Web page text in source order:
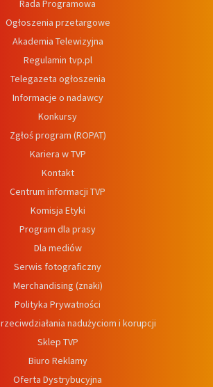
Rada Programowa
Ogłoszenia przetargowe
Akademia Telewizyjna
Regulamin tvp.pl
Telegazeta ogłoszenia
Informacje o nadawcy
Konkursy
Zgłoś program (ROPAT)
Kariera w TVP
Kontakt
Centrum informacji TVP
Komisja Etyki
Program dla prasy
Dla mediów
Serwis fotograficzny
Merchandising (znaki)
Polityka Prywatności
nadużyciom i korupcji
Sklep TVP
Biuro Reklamy
Oferta Dystrybucyjna